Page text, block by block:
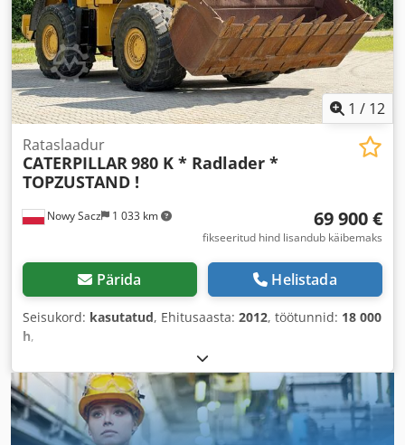
1 / 12
Nowy Sacz 1 033 km
Rataslaadur
CATERPILLAR980 K * Radlader *
TOPZUSTAND !
69 900 €
fikseeritud hind lisandub käibemaks
Pärida Helistada
Seisukord: kasutatud, Ehitusaasta: 2012, töötunnid: 18 000
h,